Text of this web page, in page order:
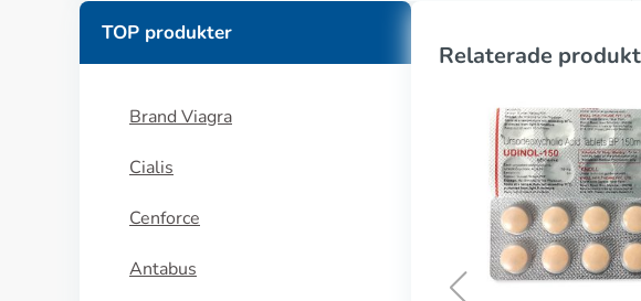
TOP produkter
Brand Viagra
Cialis
Cenforce
Antabus
Relaterade